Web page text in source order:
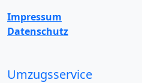
Impressum
Datenschutz
Umzugsservice